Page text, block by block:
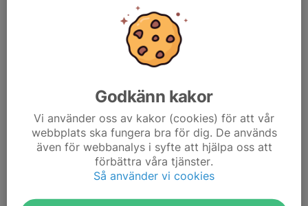
Godkänn kakor
Vi använder oss av kakor (cookies) för att vår
webbplats ska fungera bra för dig. De används
även för webbanalys i syfte att hjälpa oss att
förbättra våra tjänster.
Så använder vi cookies